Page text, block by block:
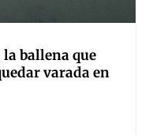
ballena que
varada en